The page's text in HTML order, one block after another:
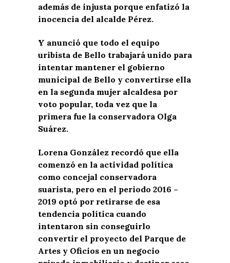
además de injusta porque enfatizó la
inocencia del alcalde Pérez.
Y anunció que todo el equipo
uribista de Bello trabajará unido para
intentar mantener el gobierno
municipal de Bello y convertirse ella
en la segunda mujer alcaldesa por
voto popular, toda vez que la
primera fue la conservadora Olga
Suárez.
Lorena González recordó que ella
comenzó en la actividad política
como concejal conservadora
suarista, pero en el periodo 2016 –
2019 optó por retirarse de esa
tendencia política cuando
intentaron sin conseguirlo
convertir el proyecto del Parque de
Artes y Oficios en un negocio